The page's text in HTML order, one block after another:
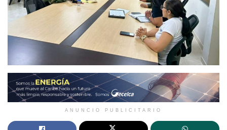
ANUNCIO PUBLICITARIO